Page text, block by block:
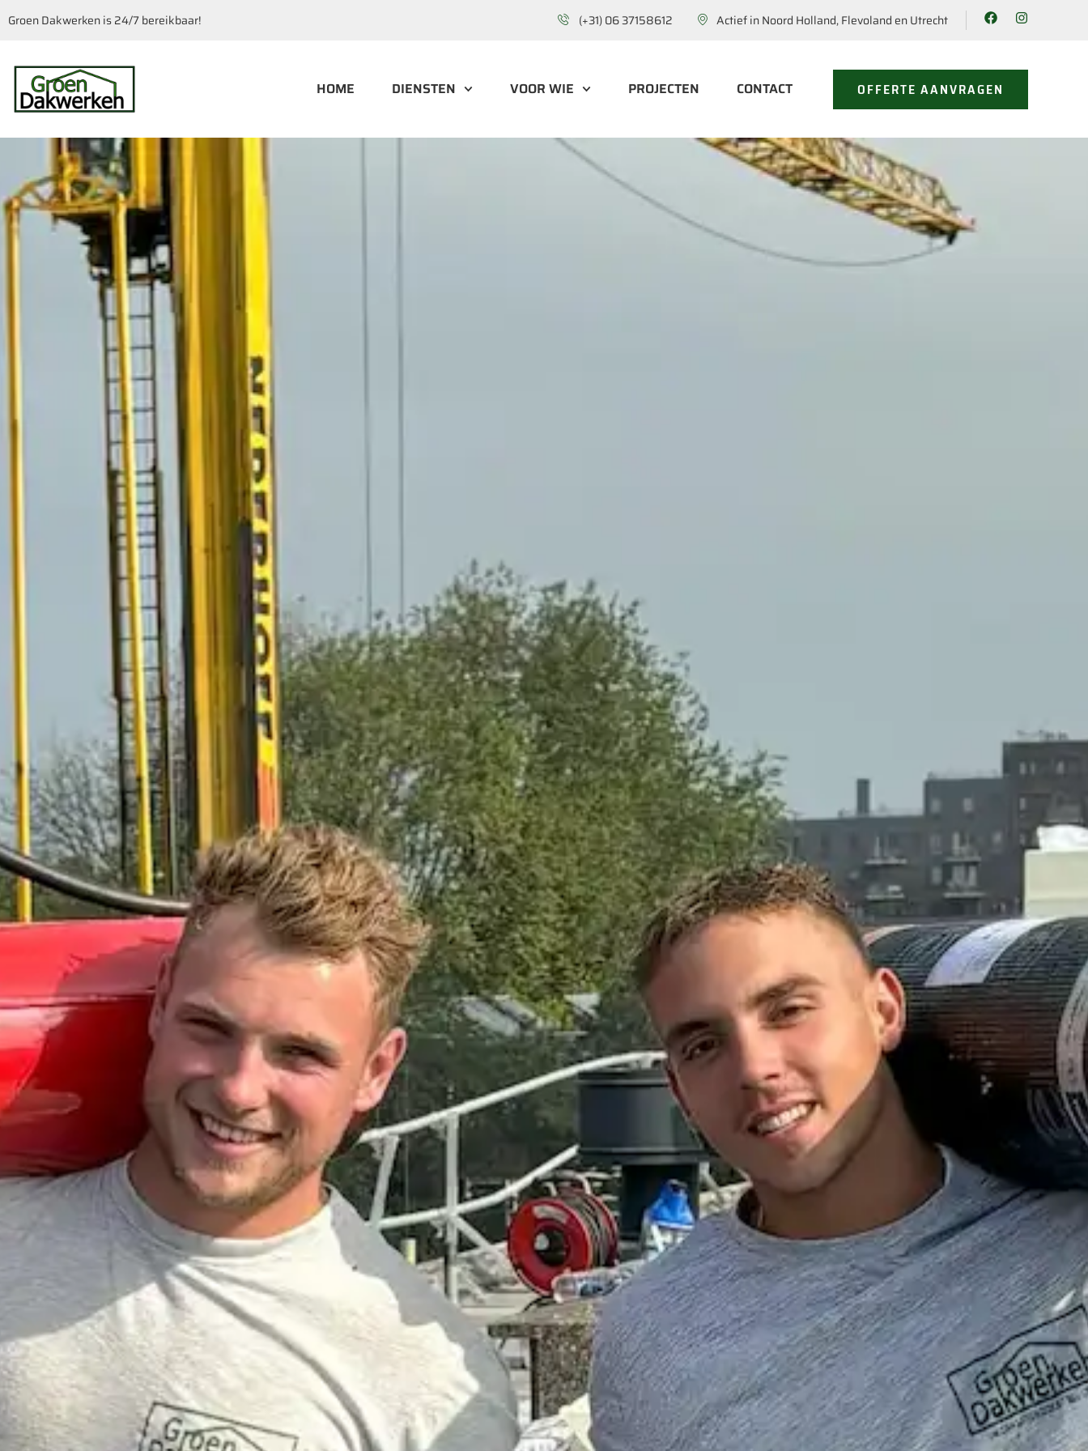
Groen Dakwerken is 24/7 bereikbaar! (+31) 06 37158612 Actief in Noord Holland, Flevoland en Utrecht
HOME DIENSTEN VOOR WIE PROJECTEN CONTACT OFFERTE AANVRAGEN